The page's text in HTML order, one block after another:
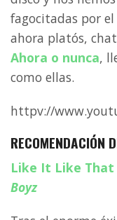
fagocitadas por
ahora platós,
Ahora o nunca,
como ellas.
httpv://
RECOMENDACIÓN
Like It Like That
Boyz